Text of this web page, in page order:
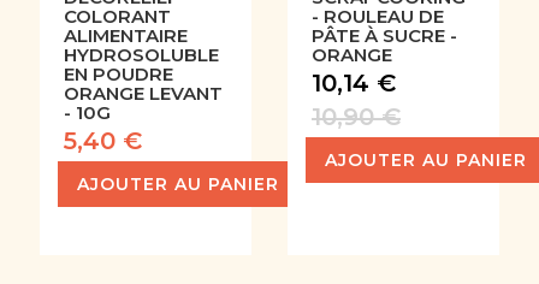
COLORANT
ALIMENTAIRE
HYDROSOLUBLE
EN POUDRE
ORANGE LEVANT
- 10G
5,40 €
AJOUTER AU PANIER
- ROULEAU DE
PÂTE À SUCRE -
ORANGE
10,14 €
10,90 €
AJOUTER AU PANIER